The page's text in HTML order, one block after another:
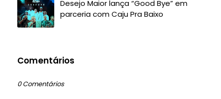
Desejo Maior lança “Good Bye” em
parceria com Caju Pra Baixo
Comentários
0 Comentários